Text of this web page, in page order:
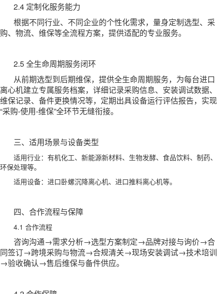
2.4 定制化服务能力
根据不同行业、不同企业的个性化需求，量身定制选型、采
购、物流、维保等全流程方案，提供适配的专业服务。
2.5 全生命周期服务闭环
从前期选型到后期维保，提供全生命周期服务，为每台进口
离心机建立专属服务档案，详细记录采购信息、安装调试数据、
维保记录、备件更换情况等，定期出具设备运行评估报告，实现
“采购-使用-维保”全环节无缝衔接。
三、适用场景与设备类型
适用行业：有机化工、新能源新材料、生物发酵、食品饮料、 制药、
环保处理等。
适用设备：进口卧螺沉降离心机、进口推料离心机等。
四、合作流程与保障
4.1 合作流程
咨询沟通→需求分析→选型方案制定→品牌对接与询价→合
同签订→跨境采购与物流→合规清关→现场安装调试→技术培训
→验收确认→售后维保与备件供应。